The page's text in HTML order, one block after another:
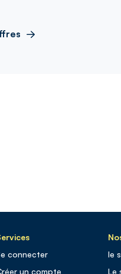
connecter
un compte
le
Le